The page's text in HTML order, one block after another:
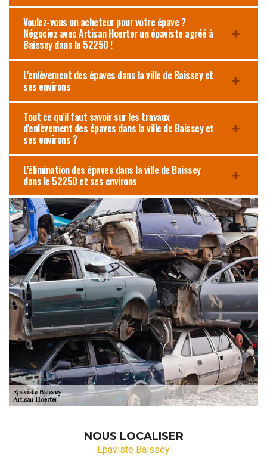
Voulez-vous un acheteur pour votre épave ?
Négociez avec Artisan Hoerter un épaviste agréé à
Baissey dans le 52250 !
L'enlèvement des épaves dans la ville de Baissey et
ses environs
Tout ce qu'il faut savoir sur les travaux
d'enlèvement des épaves dans la ville de Baissey et
ses environs ?
L'élimination des épaves dans la ville de Baissey
dans le 52250 et ses environs
NOUS LOCALISER
Epaviste Baissey